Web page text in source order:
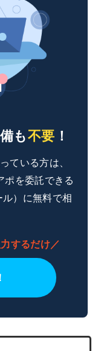
も不要 ！
ている方は、
ポを委託できる
）に無料で相
するだけ／